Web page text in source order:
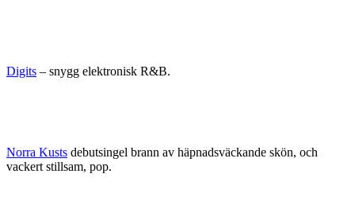
Digits – snygg elektronisk R&B.
Norra Kusts debutsingel brann av häpnadsväckande skön, och
vackert stillsam, pop.